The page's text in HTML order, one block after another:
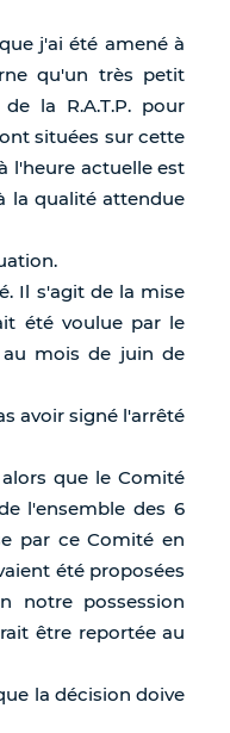
j'ai été amené à
qu'un très petit
la R.A.T.P. pour
situées sur cette
l'heure actuelle est
la qualité attendue
Il s'agit de la mise
été voulue par le
au mois de juin de
avoir signé l'arrêté
que le Comité
l'ensemble des 6
par ce Comité en
été proposées
notre possession
être reportée au
la décision doive